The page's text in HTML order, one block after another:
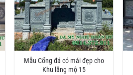
Mẫu Cổng đá có mái đẹp cho
Khu lăng mộ 15